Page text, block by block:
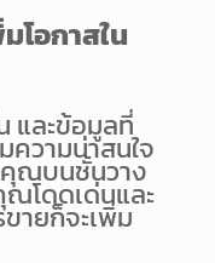
โอกาสใน
และข้อมูลที่
วามน่าสนใจ
ณบนชั้นวาง
โดดเด่นและ
ายก็จะเพิ่ม